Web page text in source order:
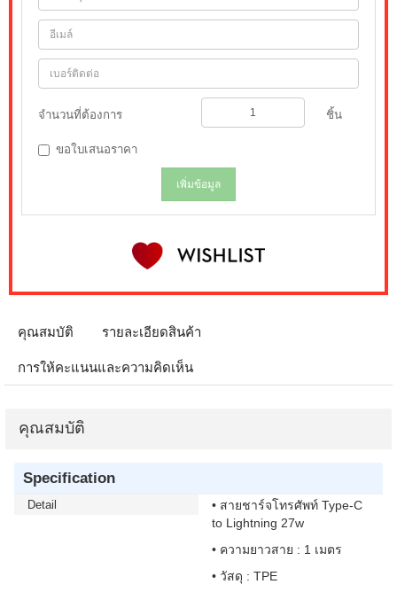
จำนวนที่ต้องการ ชิ้น
ขอใบเสนอราคา
เพิ่มข้อมูล
คุณสมบัติ รายละเอียดสินค้า
การให้คะแนนและความคิดเห็น
คุณสมบัติ
Specification
Detail
• สายชาร์จโทรศัพท์ Type-C
to Lightning 27w
• ความยาวสาย : 1 เมตร
• วัสดุ : TPE